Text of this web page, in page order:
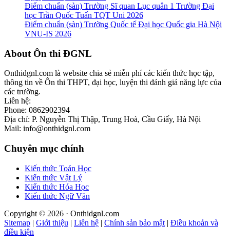
Điểm chuẩn (sàn) Trường Sĩ quan Lục quân 1 Trường Đại
học Trần Quốc Tuấn TQT Uni 2026
Điểm chuẩn (sàn) Trường Quốc tế Đại học Quốc gia Hà Nội
VNU-IS 2026
Footer
About Ôn thi ĐGNL
Onthidgnl.com là website chia sẻ miễn phí các kiến thức học tập,
thông tin về Ôn thi THPT, đại học, luyện thi đánh giá năng lực của
các trường.
Liên hệ:
Phone: 0862902394
Địa chỉ: P. Nguyễn Thị Thập, Trung Hoà, Cầu Giấy, Hà Nội
Mail: info@onthidgnl.com
Chuyên mục chính
Kiến thức Toán Học
Kiến thức Vật Lý
Kiến thức Hóa Học
Kiến thức Ngữ Văn
Copyright © 2026 · Onthidgnl.com
Sitemap | Giới thiệu | Liên hệ | Chính sản bảo mật | Điều khoản và
điều kiện